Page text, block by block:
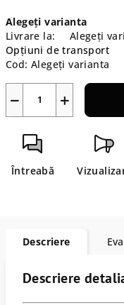
preţ:
Alegeţi varianta
Livrare la:
Alegeţi
Opțiuni de transport
Cod: Alegeţi varianta
+
−
Întreabă
Descriere
Descriere